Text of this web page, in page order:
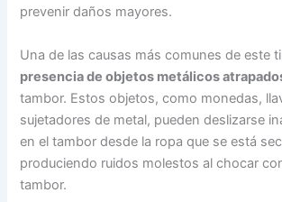
prevenir daños mayores.
Una de las causas más comunes de este
presencia de objetos metálicos
tambor. Estos objetos, como monedas,
sujetadores de metal, pueden deslizarse
en el tambor desde la ropa que se está
produciendo ruidos molestos al chocar
tambor.